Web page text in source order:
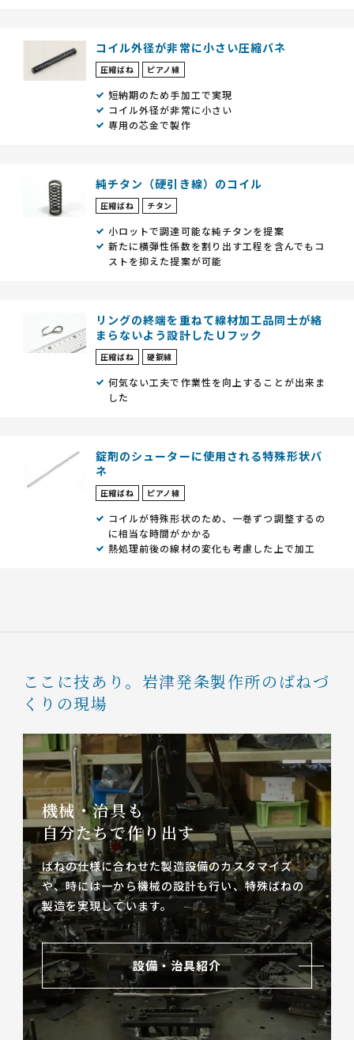
コイル外径が非常に小さい圧縮バネ
圧縮ばね ピアノ線
短納期のため手加工で実現
コイル外径が非常に小さい
専用の芯金で製作
純チタン（硬引き線）のコイル
圧縮ばね チタン
小ロットで調達可能な純チタンを提案
新たに横弾性係数を割り出す工程を含んでもコ
ストを抑えた提案が可能
リングの終端を重ねて線材加工品同士が絡
まらないよう設計したＵフック
圧縮ばね 硬鋼線
何気ない工夫で作業性を向上することが出来ま
した
錠剤のシューターに使用される特殊形状バ
ネ
圧縮ばね ピアノ線
コイルが特殊形状のため、一巻ずつ調整するの
に相当な時間がかかる
熱処理前後の線材の変化も考慮した上で加工
ここに技あり。 岩津発条製作所のばねづ
くりの現場
機械・治具も
自分たちで作り出す
ばねの仕様に合わせた製造設備のカスタマイズ
や、時には一から機械の設計も行い、特殊ばねの
製造を実現しています。
設備・治具紹介